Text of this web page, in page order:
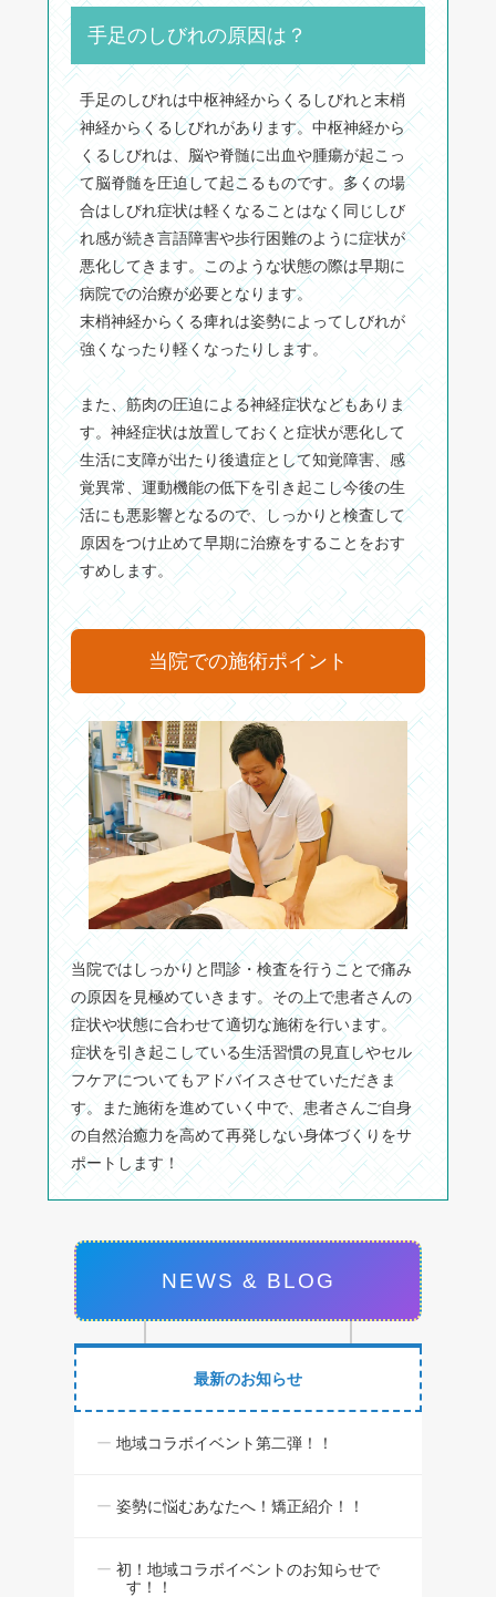
手足のしびれの原因は？
手足のしびれは中枢神経からくるしびれと末梢
神経からくるしびれがあります。中枢神経から
くるしびれは、脳や脊髄に出血や腫瘍が起こっ
て脳脊髄を圧迫して起こるものです。多くの場
合はしびれ症状は軽くなることはなく同じしび
れ感が続き言語障害や歩行困難のように症状が
悪化してきます。このような状態の際は早期に
病院での治療が必要となります。
末梢神経からくる痺れは姿勢によってしびれが
強くなったり軽くなったりします。
また、筋肉の圧迫による神経症状などもありま
す。神経症状は放置しておくと症状が悪化して
生活に支障が出たり後遺症として知覚障害、感
覚異常、運動機能の低下を引き起こし今後の生
活にも悪影響となるので、しっかりと検査して
原因をつけ止めて早期に治療をすることをおす
すめします。
当院での施術ポイント
当院ではしっかりと問診・検査を行うことで痛み
の原因を見極めていきます。その上で患者さんの
症状や状態に合わせて適切な施術を行います。
症状を引き起こしている生活習慣の見直しやセル
フケアについてもアドバイスさせていただきま
す。また施術を進めていく中で、患者さんご自身
の自然治癒力を高めて再発しない身体づくりをサ
ポートします！
NEWS & BLOG
最新のお知らせ
地域コラボイベント第二弾！！
姿勢に悩むあなたへ！矯正紹介！！
初！地域コラボイベントのお知らせで
す！！